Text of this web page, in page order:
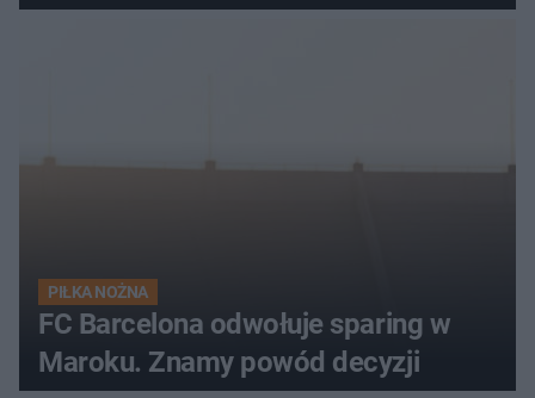
PIŁKA NOŻNA
FC Barcelona odwołuje sparing w
Maroku. Znamy powód decyzji